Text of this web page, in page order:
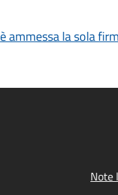
è ammessa la sola
Note